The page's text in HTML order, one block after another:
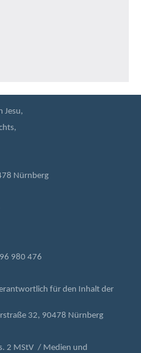
Jesu,
Nürnberg
980 476
für den Inhalt der
32, 90478 Nürnberg
2 MStV / Medien und